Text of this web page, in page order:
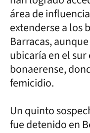
área de
extenderse a los
Barracas,
ubicaría en el
bonaerense,
femicidio.
Un quinto
fue detenido en